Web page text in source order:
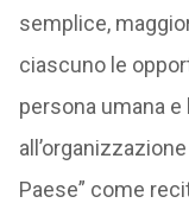
semplice,
ciascuno le
persona umana
Paese” come